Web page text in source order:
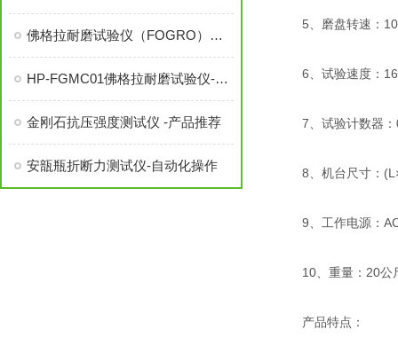
5、磨盘转速：10
6、试验速度：
7、试验计数器：
8、机台尺寸：
9、工作电源：
10、重量：20公
产品特点：
佛格拉耐磨试验仪（FOGRO）摩擦试验机符合gb/t28210
HP-FGMC01佛格拉耐磨试验仪-选购指南
金刚石抗压强度测试仪 -产品推荐
安瓿瓶折断力测试仪-自动化操作